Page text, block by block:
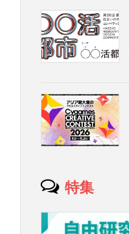
特集